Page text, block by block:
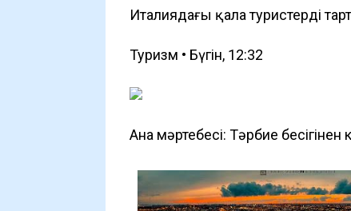
Италиядағы қала туристерді
Туризм • Бүгін, 12:32
Ана мәртебесі: Тәрбие